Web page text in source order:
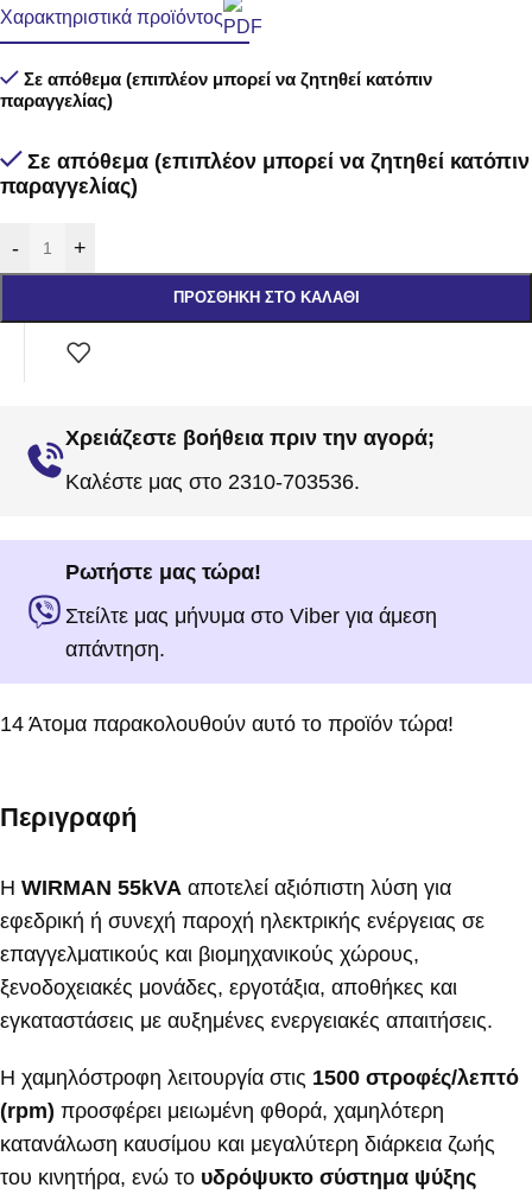
Χαρακτηριστικά προϊόντος
Σε απόθεμα (επιπλέον μπορεί να ζητηθεί κατόπιν
παραγγελίας)
Σε απόθεμα (επιπλέον μπορεί να ζητηθεί κατόπιν
παραγγελίας)
- +
ΠΡΟΣΘΉΚΗ ΣΤΟ ΚΑΛΆΘΙ
Χρειάζεστε βοήθεια πριν την αγορά;
Καλέστε μας στο 2310-703536.
Ρωτήστε μας τώρα!
Στείλτε μας μήνυμα στο Viber για άμεση
απάντηση.
14 Άτομα παρακολουθούν αυτό το προϊόν τώρα!
Περιγραφή
Η WIRMAN 55kVA αποτελεί αξιόπιστη λύση για
εφεδρική ή συνεχή παροχή ηλεκτρικής ενέργειας σε
επαγγελματικούς και βιομηχανικούς χώρους,
ξενοδοχειακές μονάδες, εργοτάξια, αποθήκες και
εγκαταστάσεις με αυξημένες ενεργειακές απαιτήσεις.
Η χαμηλόστροφη λειτουργία στις 1500 στροφές/λεπτό
(rpm) προσφέρει μειωμένη φθορά, χαμηλότερη
κατανάλωση καυσίμου και μεγαλύτερη διάρκεια ζωής
του κινητήρα, ενώ το υδρόψυκτο σύστημα ψύξης